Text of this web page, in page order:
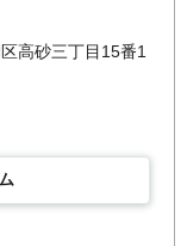
高砂三丁目15番1